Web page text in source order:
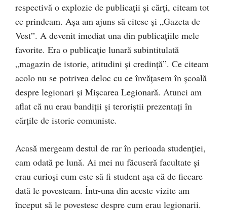
respectivă o explozie de publicații și cărți, citeam tot
ce prindeam. Așa am ajuns să citesc și „Gazeta de
Vest”. A devenit imediat una din publicațiile mele
favorite. Era o publicație lunară subintitulată
„magazin de istorie, atitudini și credință”. Ce citeam
acolo nu se potrivea deloc cu ce învățasem în școală
despre legionari și Mișcarea Legionară. Atunci am
aflat că nu erau bandiții și teroriștii prezentați în
cărțile de istorie comuniste.
Acasă mergeam destul de rar în perioada studenției,
cam odată pe lună. Ai mei nu făcuseră facultate și
erau curioși cum este să fi student așa că de fiecare
dată le povesteam. Într-una din aceste vizite am
început să le povestesc despre cum erau legionarii.